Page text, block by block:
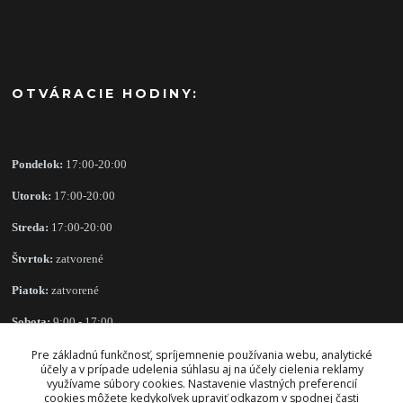
OTVÁRACIE HODINY:
Pondelok: 17:00-20:00
Utorok: 17:00-20:00
Streda: 17:00-20:00
Štvrtok: zatvorené
Piatok: zatvorené
Sobota:9:00 - 17:00
Nedeľa: zatvorené
Pre základnú funkčnosť, spríjemnenie používania webu, analytické
účely a v prípade udelenia súhlasu aj na účely cielenia reklamy
využívame súbory cookies. Nastavenie vlastných preferencií
cookies môžete kedykoľvek upraviť odkazom v spodnej časti